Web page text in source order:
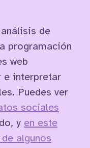
de
programación
web
e interpretar
Puedes ver
sociales
y en este
algunos